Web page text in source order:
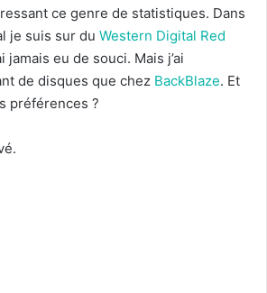
ce genre de statistiques. Dans
je suis sur du Western Digital Red
jamais eu de souci. Mais j’ai
de disques que chez BackBlaze. Et
préférences ?